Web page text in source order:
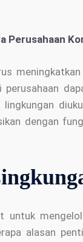
Perusahaan
dengan
untuk
alasan